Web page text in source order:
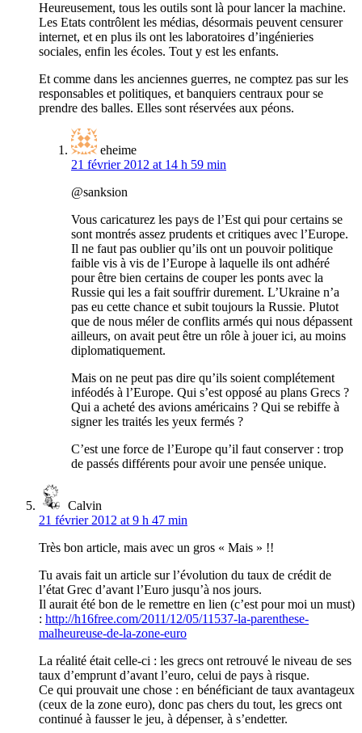
Heureusement, tous les outils sont là pour lancer la machine.
Les Etats contrôlent les médias, désormais peuvent censurer
internet, et en plus ils ont les laboratoires d’ingénieries
sociales, enfin les écoles. Tout y est les enfants.
Et comme dans les anciennes guerres, ne comptez pas sur les
responsables et politiques, et banquiers centraux pour se
prendre des balles. Elles sont réservées aux péons.
eheime
21 février 2012 at 14 h 59 min
@sanksion
Vous caricaturez les pays de l’Est qui pour certains se
sont montrés assez prudents et critiques avec l’Europe.
Il ne faut pas oublier qu’ils ont un pouvoir politique
faible vis à vis de l’Europe à laquelle ils ont adhéré
pour être bien certains de couper les ponts avec la
Russie qui les a fait souffrir durement. L’Ukraine n’a
pas eu cette chance et subit toujours la Russie. Plutot
que de nous méler de conflits armés qui nous dépassent
ailleurs, on avait peut être un rôle à jouer ici, au moins
diplomatiquement.
Mais on ne peut pas dire qu’ils soient complétement
inféodés à l’Europe. Qui s’est opposé au plans Grecs ?
Qui a acheté des avions américains ? Qui se rebiffe à
signer les traités les yeux fermés ?
C’est une force de l’Europe qu’il faut conserver : trop
de passés différents pour avoir une pensée unique.
Calvin
21 février 2012 at 9 h 47 min
Très bon article, mais avec un gros « Mais » !!
Tu avais fait un article sur l’évolution du taux de crédit de
l’état Grec d’avant l’Euro jusqu’à nos jours.
Il aurait été bon de le remettre en lien (c’est pour moi un must)
: http://h16free.com/2011/12/05/11537-la-parenthese-
malheureuse-de-la-zone-euro
La réalité était celle-ci : les grecs ont retrouvé le niveau de ses
taux d’emprunt d’avant l’euro, celui de pays à risque.
Ce qui prouvait une chose : en bénéficiant de taux avantageux
(ceux de la zone euro), donc pas chers du tout, les grecs ont
continué à fausser le jeu, à dépenser, à s’endetter.